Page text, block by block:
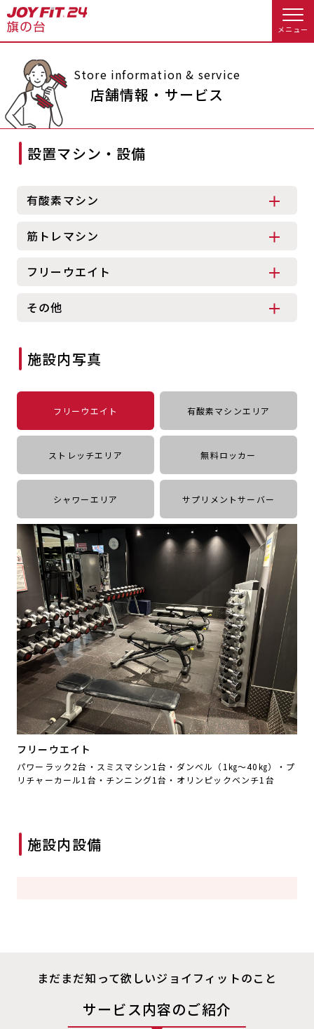
メニュー
店舗トップ
会員の方へトップ
アクセス
よくあるご質問 店舗へのお問い合わせ
JOYFIT総合トップ
JOYFIT24
Store information & service
店舗情報・サービス
設置マシン・設備
有酸素マシン
筋トレマシン
フリーウエイト
その他
施設内写真
フリーウエイト 有酸素マシンエリア
ストレッチエリア 無料ロッカー
シャワーエリア サプリメントサーバー
フリーウエイト
パワーラック2台・スミスマシン1台・ダンベル（1㎏～40㎏）・プ
リチャーカール1台・チンニング1台・オリンピックベンチ1台
施設内設備
まだまだ知って欲しいジョイフィットのこと
サービス内容のご紹介